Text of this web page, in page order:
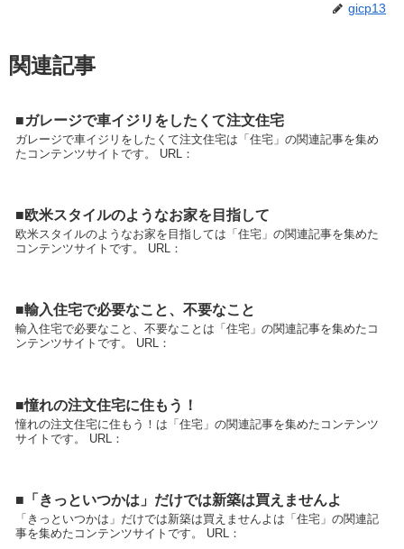
gicp13
関連記事
■ガレージで車イジリをしたくて注文住宅
ガレージで車イジリをしたくて注文住宅は「住宅」の関連記事を集め
たコンテンツサイトです。 URL：
■欧米スタイルのようなお家を目指して
欧米スタイルのようなお家を目指しては「住宅」の関連記事を集めた
コンテンツサイトです。 URL：
■輸入住宅で必要なこと、不要なこと
輸入住宅で必要なこと、不要なことは「住宅」の関連記事を集めたコ
ンテンツサイトです。 URL：
■憧れの注文住宅に住もう！
憧れの注文住宅に住もう！は「住宅」の関連記事を集めたコンテンツ
サイトです。 URL：
■「きっといつかは」だけでは新築は買えませんよ
「きっといつかは」だけでは新築は買えませんよは「住宅」の関連記
事を集めたコンテンツサイトです。 URL：